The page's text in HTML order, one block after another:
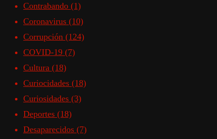
Contrabando (1)
Coronavirus (10)
Corrupción (124)
COVID-19 (7)
Cultura (18)
Curiocidades (18)
Curiosidades (3)
Deportes (18)
Desaparecidos (7)